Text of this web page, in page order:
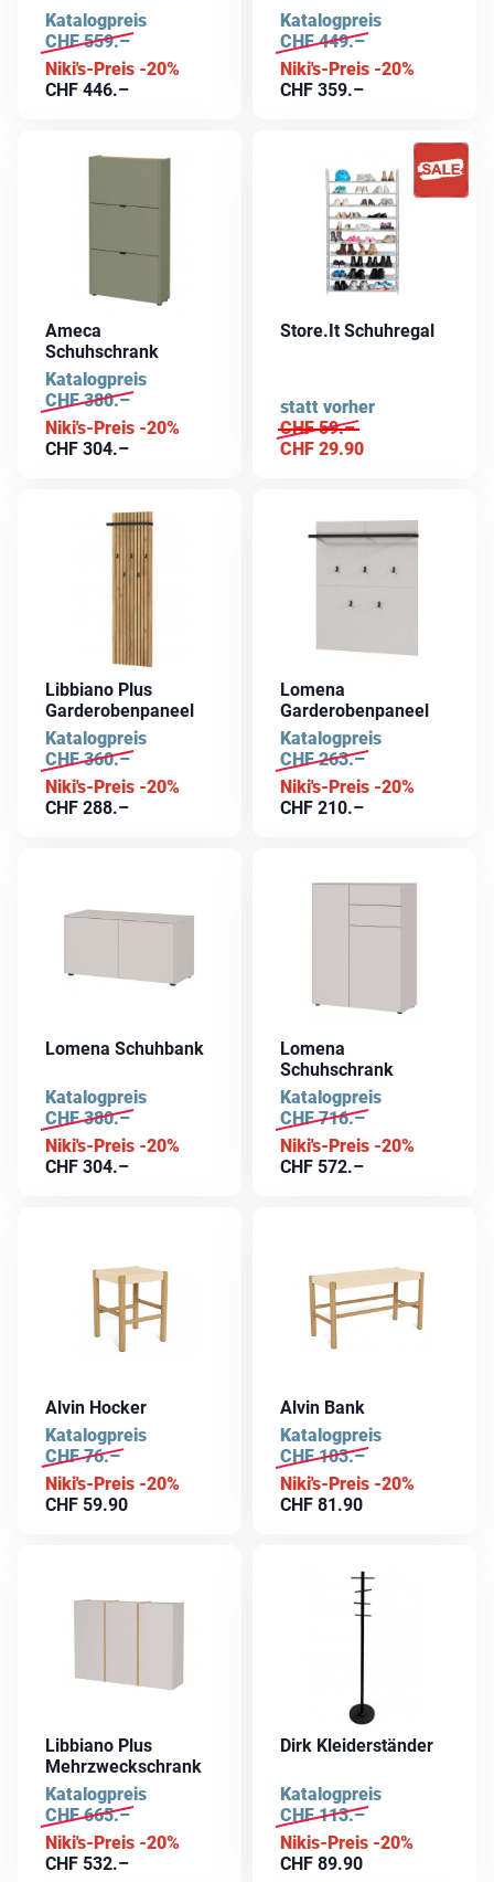
Katalogpreis
CHF559.–
Niki's-Preis -20%
CHF 446.–
Katalogpreis
CHF449.–
Niki's-Preis -20%
CHF 359.–
Ameca
Schuhschrank
Katalogpreis
CHF380.–
Niki's-Preis -20%
CHF 304.–
Store.It Schuhregal
CHF 29.90
statt vorher
CHF59.–
Libbiano Plus
Garderobenpaneel
Katalogpreis
CHF360.–
Niki's-Preis -20%
CHF 288.–
Lomena
Garderobenpaneel
Katalogpreis
CHF263.–
Niki's-Preis -20%
CHF 210.–
Lomena Schuhbank
Katalogpreis
CHF380.–
Niki's-Preis -20%
CHF 304.–
Lomena
Schuhschrank
Katalogpreis
CHF716.–
Niki's-Preis -20%
CHF 572.–
Alvin Hocker
Katalogpreis
CHF76.–
Niki's-Preis -20%
CHF 59.90
Alvin Bank
Katalogpreis
CHF103.–
Niki's-Preis -20%
CHF 81.90
Libbiano Plus
Mehrzweckschrank
Katalogpreis
CHF665.–
Niki's-Preis -20%
CHF 532.–
Dirk Kleiderständer
Katalogpreis
CHF113.–
Nikis-Preis -20%
CHF 89.90